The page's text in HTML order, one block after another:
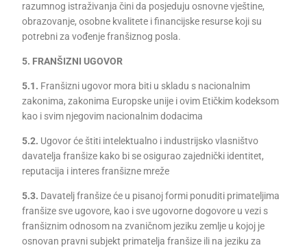
razumnog istraživanja čini da posjeduju osnovne vještine,
obrazovanje, osobne kvalitete i financijske resurse koji su
potrebni za vođenje franšiznog posla.
5. FRANŠIZNI UGOVOR
5.1. Franšizni ugovor mora biti u skladu s nacionalnim
zakonima, zakonima Europske unije i ovim Etičkim kodeksom
kao i svim njegovim nacionalnim dodacima
5.2. Ugovor će štiti intelektualno i industrijsko vlasništvo
davatelja franšize kako bi se osigurao zajednički identitet,
reputacija i interes franšizne mreže
5.3. Davatelj franšize će u pisanoj formi ponuditi primateljima
franšize sve ugovore, kao i sve ugovorne dogovore u vezi s
franšiznim odnosom na zvaničnom jeziku zemlje u kojoj je
osnovan pravni subjekt primatelja franšize ili na jeziku za